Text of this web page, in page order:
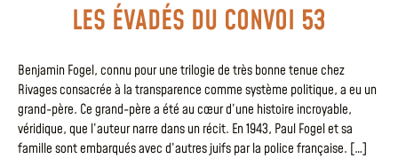
LES ÉVADÉS DU CONVOI 53
Benjamin Fogel, connu pour une trilogie de très bonne tenue chez
Rivages consacrée à la transparence comme système politique, a eu un
grand-père. Ce grand-père a été au cœur d’une histoire incroyable,
véridique, que l’auteur narre dans un récit. En 1943, Paul Fogel et sa
famille sont embarqués avec d’autres juifs par la police française. […]